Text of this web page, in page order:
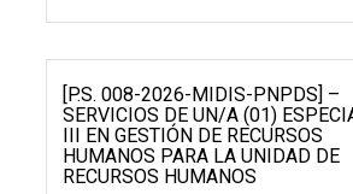
[P.S. 008-2026-MIDIS-PNPDS] –
SERVICIOS DE UN/A (01)
III EN GESTIÓN DE RECURSOS
HUMANOS PARA LA UNIDAD DE
RECURSOS HUMANOS